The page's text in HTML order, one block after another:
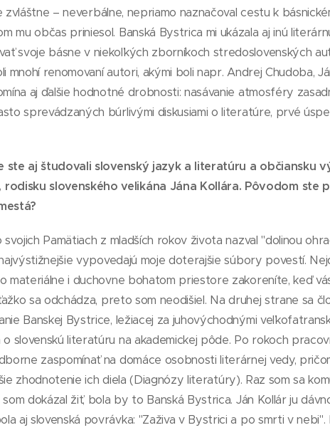
– neverbálne, nepriamo naznačoval cestu k
mu občas priniesol. Banská Bystrica mi ukázala aj inú
svoje básne v niekoľkých zborníkoch stredoslovenských
mnohí renomovaní autori, akými boli napr. Andrej Chudoba,
aj ďalšie hodnotné drobnosti: nasávanie atmosféry
sprevádzaných búrlivými diskusiami o literatúre, prvé
ste aj študovali slovenský jazyk a literatúru a občiansku
slovenského velikána Jána Kollára. Pôvodom ste
Pamätiach z mladších rokov života nazval "dolinou
vypovedajú moje doterajšie súbory povestí.
i duchovne bohatom priestore zakoreníte, keď
sa odchádza, preto som neodišiel. Na druhej strane sa
Banskej Bystrice, ležiacej za juhovýchodnými
slovenskú literatúru na akademickej pôde. Po rokoch
zaspomínať na domáce osobnosti literárnej vedy,
zhodnotenie ich diela (Diagnózy literatúry). Raz som sa
dokázal žiť, bola by to Banská Bystrica. Ján Kollár ju
aj slovenská povrávka: "Zaživa v Bystrici a po smrti v